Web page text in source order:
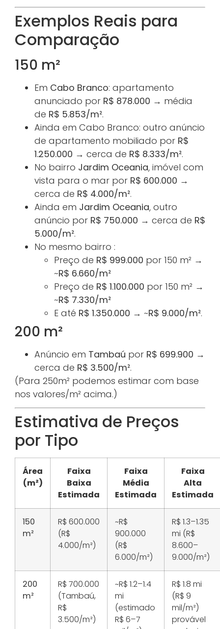
Exemplos Reais para
Comparação
150 m²
Em Cabo Branco: apartamento
anunciado por R$ 878.000 → média
de R$ 5.853/m².
Ainda em Cabo Branco: outro anúncio
de apartamento mobiliado por R$
1.250.000 → cerca de R$ 8.333/m².
No bairro Jardim Oceania, imóvel com
vista para o mar por R$ 600.000 →
cerca de R$ 4.000/m².
Ainda em Jardim Oceania, outro
anúncio por R$ 750.000 → cerca de R$
5.000/m².
No mesmo bairro :
Preço de R$ 999.000 por 150 m² →
~R$ 6.660/m²
Preço de R$ 1.100.000 por 150 m² →
~R$ 7.330/m²
E até R$ 1.350.000 → ~R$ 9.000/m².
200 m²
Anúncio em Tambaú por R$ 699.900 →
cerca de R$ 3.500/m².
(Para 250m² podemos estimar com base
nos valores/m² acima.)
Estimativa de Preços
por Tipo
Área
(m²)
Faixa
Baixa
Estimada
Faixa
Média
Estimada
Faixa
Alta
Estimada
150
m²
R$ 600.000
(R$
4.000/m²)
~R$
900.000
(R$
6.000/m²)
R$ 1.3–1.35
mi (R$
8.600–
9.000/m²)
200
m²
R$ 700.000
(Tambaú,
R$
3.500/m²)
~R$ 1.2–1.4
mi
(estimado
R$ 6–7
R$ 1.8 mi
(R$ 9
mil/m²)
provável